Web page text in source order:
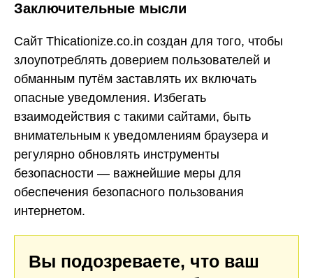
Заключительные мысли
Сайт Thicationize.co.in создан для того, чтобы
злоупотреблять доверием пользователей и
обманным путём заставлять их включать
опасные уведомления. Избегать
взаимодействия с такими сайтами, быть
внимательным к уведомлениям браузера и
регулярно обновлять инструменты
безопасности — важнейшие меры для
обеспечения безопасного пользования
интернетом.
Вы подозреваете, что ваш